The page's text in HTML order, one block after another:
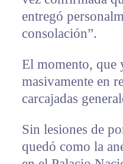
entregó
consolación”.
El momento, que
masivamente en
carcajadas
Sin lesiones de
quedó como la